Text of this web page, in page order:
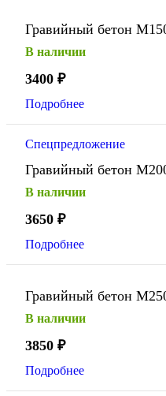
Гравийный бетон
В наличии
3400 ₽
Подробнее
Спецпредложение
Гравийный бетон
В наличии
3650 ₽
Подробнее
Гравийный бетон
В наличии
3850 ₽
Подробнее